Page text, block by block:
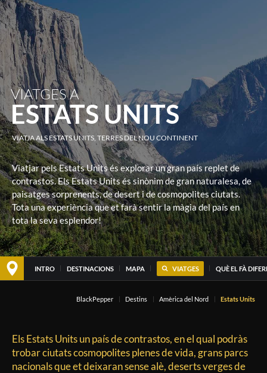
VIATGES A
ESTATS UNITS
VIATJA ALS ESTATS UNITS, TERRES DEL NOU CONTINENT
Viatjar pels Estats Units és explorar un gran país replet de
contrastos. Els Estats Units és sinònim de gran naturalesa, de
paisatges sorprenents, de desert i de cosmopolites ciutats.
Tota una experiència que et farà sentir la màgia del país en
tota la seva esplendor!
INTRO DESTINACIONS MAPA VIATGES QUÈ EL FÀ
BlackPepper Destins Amèrica del Nord Estats Units
Els Estats Units un país de contrastos, en el qual podràs
trobar ciutats cosmopolites plenes de vida, grans parcs
nacionals que et deixaran sense alè, deserts verges de